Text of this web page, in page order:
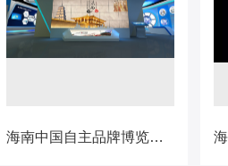
海南中国自主品牌博览会---馆